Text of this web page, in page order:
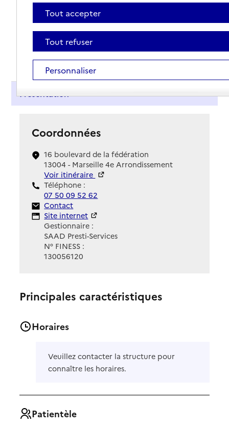
Présentation
Coordonnées
16 boulevard de la fédération
13004 - Marseille 4e Arrondissement
Voir itinéraire
Téléphone :
07 50 09 52 62
Contact
Contact
Site Internet
Site internet
Gestionnaire :
SAAD Presti-Services
N° FINESS :
130056120
Principales caractéristiques
Horaires
Veuillez contacter la structure pour
connaître les horaires.
Patientèle
Tout accepter
Tout refuser
Personnaliser